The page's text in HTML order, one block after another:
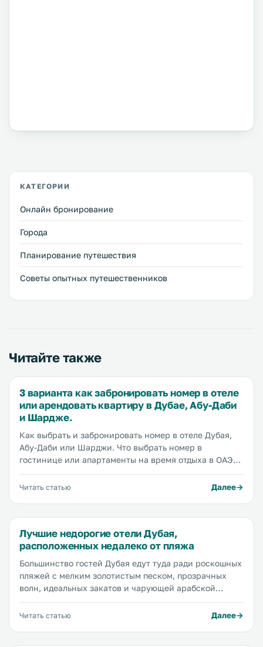
КАТЕГОРИИ
Онлайн бронирование
Города
Планирование путешествия
Советы опытных путешественников
Читайте также
3 варианта как забронировать номер в отеле
или арендовать квартиру в Дубае, Абу-Даби
и Шардже.
Как выбрать и забронировать номер в отеле Дубая,
Абу-Даби или Шарджи. Что выбрать номер в
гостинице или апартаменты на время отдыха в ОАЭ?
Каким популярным сервисом онлайн бронирования
лучше воспользоваться? В чем разница между такими
Читать статью Далее
Лучшие недорогие отели Дубая,
расположенных недалеко от пляжа
Большинство гостей Дубая едут туда ради роскошных
пляжей с мелким золотистым песком, прозрачных
волн, идеальных закатов и чарующей арабской
атмосферы. Даже те, кто едут в Дубай по делам хоть
раз, да забегают на пляж. Если вы в Дубае первый
Читать статью Далее